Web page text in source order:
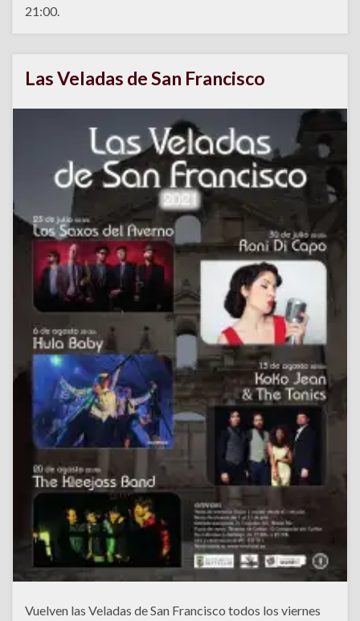
21:00.
Las Veladas de San Francisco
Vuelven las Veladas de San Francisco todos los viernes